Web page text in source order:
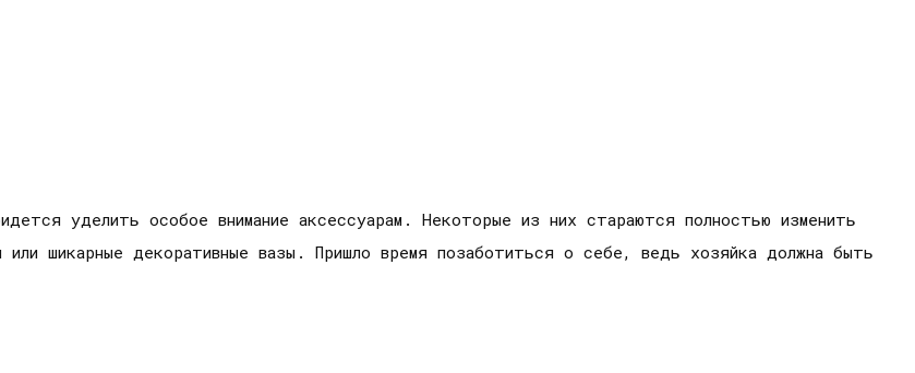
уделить особое внимание аксессуарам. Некоторые из них стараются полностью изменить
или шикарные декоративные вазы. Пришло время позаботиться о себе, ведь хозяйка должна быть